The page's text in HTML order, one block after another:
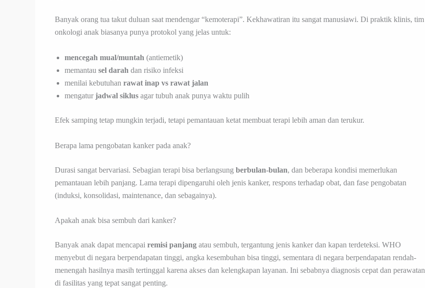
Banyak orang tua takut duluan saat mendengar “kemoterapi”. Kekhawatiran itu sangat manusiawi. Di praktik klinis, tim
onkologi anak biasanya punya protokol yang jelas untuk:
mencegah mual/muntah (antiemetik)
memantau sel darah dan risiko infeksi
menilai kebutuhan rawat inap vs rawat jalan
mengatur jadwal siklus agar tubuh anak punya waktu pulih
Efek samping tetap mungkin terjadi, tetapi pemantauan ketat membuat terapi lebih aman dan terukur.
Berapa lama pengobatan kanker pada anak?
Durasi sangat bervariasi. Sebagian terapi bisa berlangsung berbulan-bulan, dan beberapa kondisi memerlukan
pemantauan lebih panjang. Lama terapi dipengaruhi oleh jenis kanker, respons terhadap obat, dan fase pengobatan
(induksi, konsolidasi, maintenance, dan sebagainya).
Apakah anak bisa sembuh dari kanker?
Banyak anak dapat mencapai remisi panjang atau sembuh, tergantung jenis kanker dan kapan terdeteksi. WHO
menyebut di negara berpendapatan tinggi, angka kesembuhan bisa tinggi, sementara di negara berpendapatan rendah-
menengah hasilnya masih tertinggal karena akses dan kelengkapan layanan. Ini sebabnya diagnosis cepat dan perawatan
di fasilitas yang tepat sangat penting.